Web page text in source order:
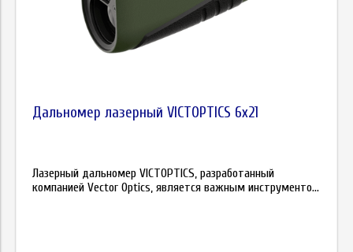
Дальномер лазерный VICTOPTICS 6x21
Лазерный дальномер VICTOPTICS, разработанный
компанией Vector Optics, является важным инструменто...